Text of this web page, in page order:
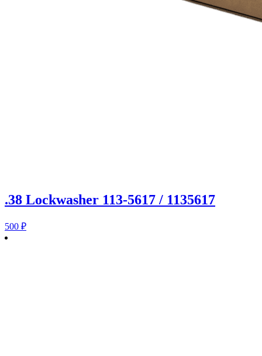
.38 Lockwasher 113-5617 / 1135617
500 ₽